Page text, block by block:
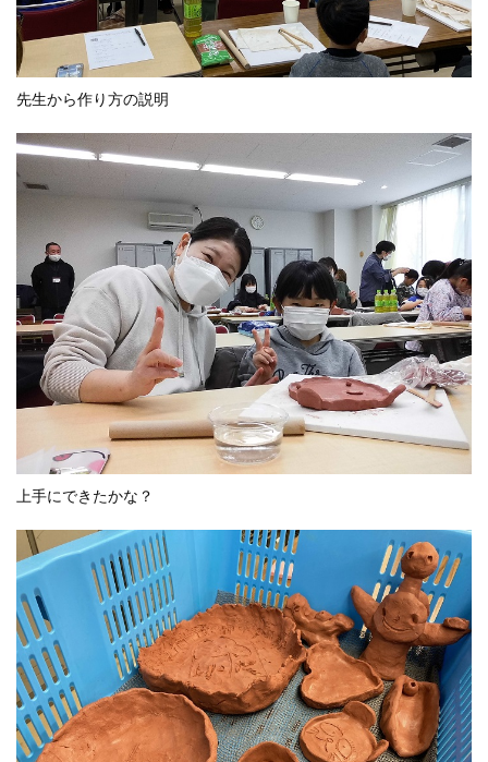
先生から作り方の説明
上手にできたかな？